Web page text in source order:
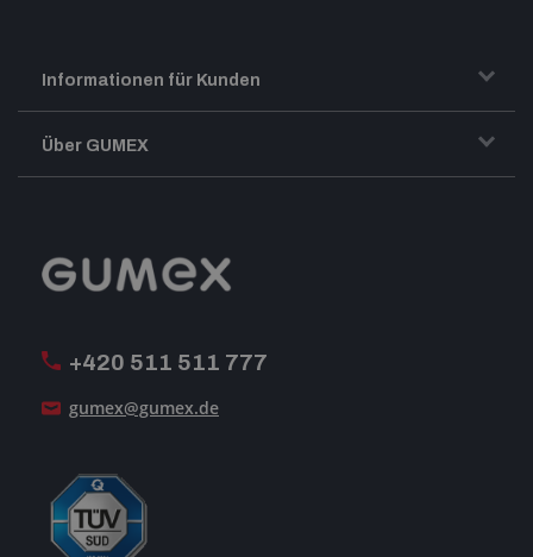
+420 511 511 777
gumex@gumex.de
Informationen für Kunden
Transport und Warenversand
Reklamation
Über GUMEX
GUMEX stellt sich vor